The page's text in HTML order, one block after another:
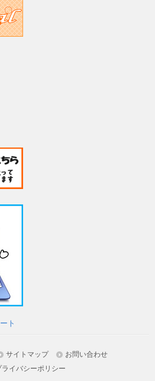
ト
サイトマップ
お問い合わせ
ライバシーポリシー